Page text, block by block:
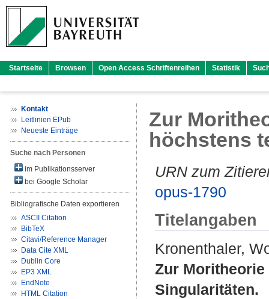
Startseite Browsen Open Access Schriftenreihen Statistik
Kontakt
Leitlinien EPub
Neueste Einträge
Suche nach Personen
im Publikationsserver
bei Google Scholar
Bibliografische Daten exportieren
ASCII Citation
BibTeX
Citavi/Reference Manager
Data Cite XML
Dublin Core
EP3 XML
EndNote
HTML Citation
Zur
höchstens
URN zum
opus-1790
Titelangaben
Kronenthaler,
Zur
Singularitäten.